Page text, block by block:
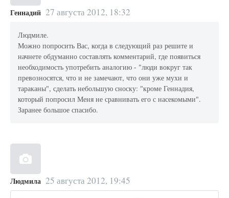
Геннадий 27 августа 2012, 18:32
Людмиле.
Можно попросить Вас, когда в следующий раз решите и
начнете обдуманно составлять комментарий, где появиться
необходимость употребить аналогию - "люди вокруг так
превозносятся, что и не замечают, что они уже мухи и
тараканы", сделать небольшую сноску: "кроме Геннадия,
который попросил Меня не сравнивать его с насекомыми".
Заранее большое спасибо.
Людмила 25 августа 2012, 19:45